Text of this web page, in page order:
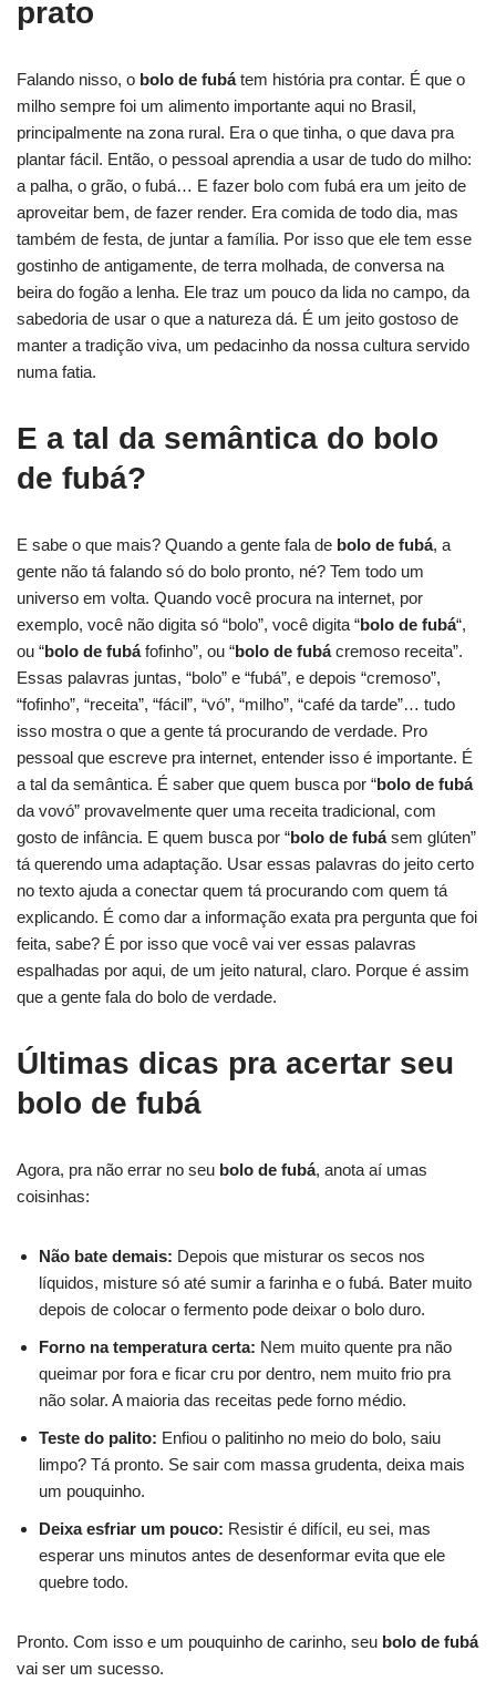
prato
Falando nisso, o bolo de fubátem história pra contar. É que o
milho sempre foi um alimento importante aqui no Brasil,
principalmente na zona rural. Era o que tinha, o que dava pra
plantar fácil. Então, o pessoal aprendia a usar de tudo do milho:
a palha, o grão, o fubá… E fazer bolo com fubá era um jeito de
aproveitar bem, de fazer render. Era comida de todo dia, mas
também de festa, de juntar a família. Por isso que ele tem esse
gostinho de antigamente, de terra molhada, de conversa na
beira do fogão a lenha. Ele traz um pouco da lida no campo, da
sabedoria de usar o que a natureza dá. É um jeito gostoso de
manter a tradição viva, um pedacinho da nossa cultura servido
numa fatia.
E a tal da semântica do bolo
de fubá?
E sabe o que mais? Quando a gente fala de bolo de fubá, a
gente não tá falando só do bolo pronto, né? Tem todo um
universo em volta. Quando você procura na internet, por
exemplo, você não digita só “bolo”, você digita “bolo de fubá“,
ou “bolo de fubáfofinho”, ou “bolo de fubácremoso receita”.
Essas palavras juntas, “bolo” e “fubá”, e depois “cremoso”,
“fofinho”, “receita”, “fácil”, “vó”, “milho”, “café da tarde”… tudo
isso mostra o que a gente tá procurando de verdade. Pro
pessoal que escreve pra internet, entender isso é importante. É
a tal da semântica. É saber que quem busca por “bolo de fubá
da vovó” provavelmente quer uma receita tradicional, com
gosto de infância. E quem busca por “bolo de fubásem glúten”
tá querendo uma adaptação. Usar essas palavras do jeito certo
no texto ajuda a conectar quem tá procurando com quem tá
explicando. É como dar a informação exata pra pergunta que foi
feita, sabe? É por isso que você vai ver essas palavras
espalhadas por aqui, de um jeito natural, claro. Porque é assim
que a gente fala do bolo de verdade.
Últimas dicas pra acertar seu
bolo de fubá
Agora, pra não errar no seu bolo de fubá, anota aí umas
coisinhas:
Não bate demais: Depois que misturar os secos nos
líquidos, misture só até sumir a farinha e o fubá. Bater muito
depois de colocar o fermento pode deixar o bolo duro.
Forno na temperatura certa: Nem muito quente pra não
queimar por fora e ficar cru por dentro, nem muito frio pra
não solar. A maioria das receitas pede forno médio.
Teste do palito: Enfiou o palitinho no meio do bolo, saiu
limpo? Tá pronto. Se sair com massa grudenta, deixa mais
um pouquinho.
Deixa esfriar um pouco: Resistir é difícil, eu sei, mas
esperar uns minutos antes de desenformar evita que ele
quebre todo.
Pronto. Com isso e um pouquinho de carinho, seu bolo de fubá
vai ser um sucesso.